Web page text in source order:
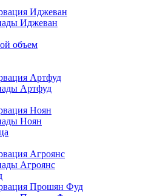
Иджеван
Иджеван
объем
Артфуд
Артфуд
Ноян
Ноян
Агроянс
Агроянс
Прошян Фуд